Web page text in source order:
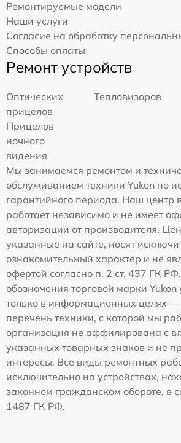
Ремонтируемые модели
Наши услуги
Согласие на обработку
Способы оплаты
Ремонт устройств
Оптических
прицелов
Тепловизоров
Прицелов
ночного
видения
Мы занимаемся ремонтом и
обслуживанием техники Yukon по
гарантийного периода. Наш центр
работает независимо и не имеет
авторизации от производителя.
указанные на сайте, носят
ознакомительный характер и не
офертой согласно п. 2 ст. 437 ГК
обозначения торговой марки
только в информационных целях —
перечень техники, с которой мы
организация не аффилирована с
указанных товарных знаков и не
интересы. Все виды ремонтных
исключительно на устройствах,
законном гражданском обороте, в
1487 ГК РФ.